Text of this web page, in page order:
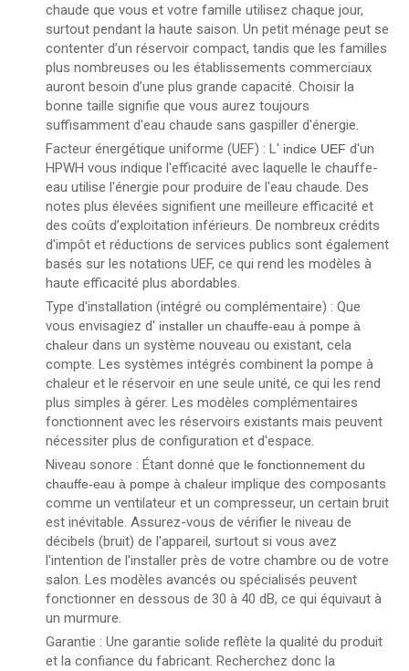
chaude que vous et votre famille utilisez chaque jour,
surtout pendant la haute saison. Un petit ménage peut se
contenter d’un réservoir compact, tandis que les familles
plus nombreuses ou les établissements commerciaux
auront besoin d’une plus grande capacité. Choisir la
bonne taille signifie que vous aurez toujours
suffisamment d'eau chaude sans gaspiller d'énergie.
Facteur énergétique uniforme (UEF) : L' indice UEF d'un
HPWH vous indique l'efficacité avec laquelle le chauffe-
eau utilise l'énergie pour produire de l'eau chaude. Des
notes plus élevées signifient une meilleure efficacité et
des coûts d’exploitation inférieurs. De nombreux crédits
d'impôt et réductions de services publics sont également
basés sur les notations UEF, ce qui rend les modèles à
haute efficacité plus abordables.
Type d'installation (intégré ou complémentaire) : Que
vous envisagiez d' installer un chauffe-eau à pompe à
chaleur dans un système nouveau ou existant, cela
compte. Les systèmes intégrés combinent la pompe à
chaleur et le réservoir en une seule unité, ce qui les rend
plus simples à gérer. Les modèles complémentaires
fonctionnent avec les réservoirs existants mais peuvent
nécessiter plus de configuration et d'espace.
Niveau sonore : Étant donné que le fonctionnement du
chauffe-eau à pompe à chaleur implique des composants
comme un ventilateur et un compresseur, un certain bruit
est inévitable. Assurez-vous de vérifier le niveau de
décibels (bruit) de l'appareil, surtout si vous avez
l'intention de l'installer près de votre chambre ou de votre
salon. Les modèles avancés ou spécialisés peuvent
fonctionner en dessous de 30 à 40 dB, ce qui équivaut à
un murmure.
Garantie : Une garantie solide reflète la qualité du produit
et la confiance du fabricant. Recherchez donc la